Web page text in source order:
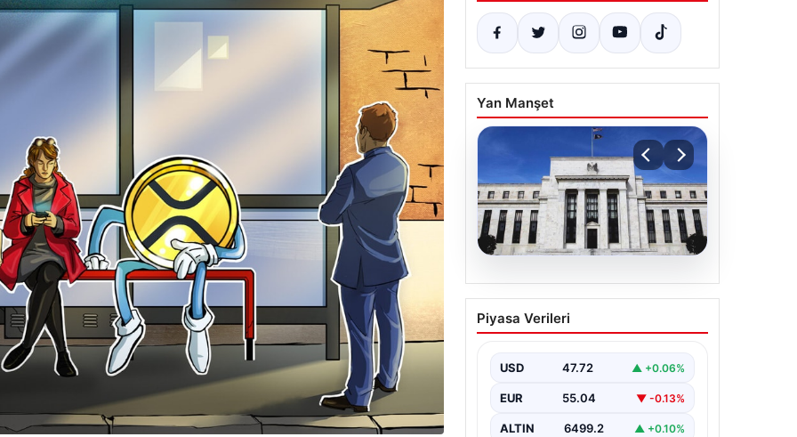
Yan Manşet
04.08.2026
Fed faizi sabit tuttu
Piyasa Verileri
USD 47.72 ▲ +0.06%
EUR 55.04 ▼ -0.13%
ALTIN 6499.2 ▲ +0.10%